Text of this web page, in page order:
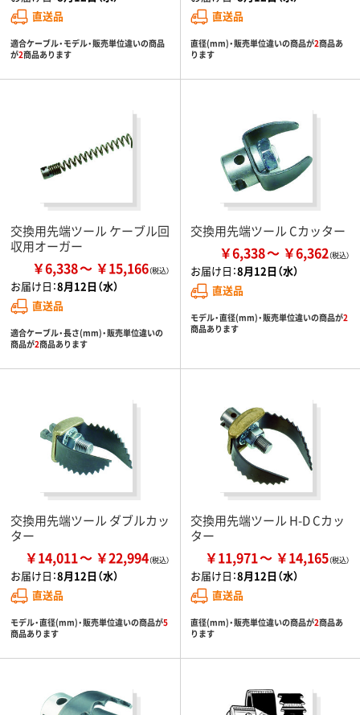
直送品
適合ケーブル・モデル・販売単位違いの商品
が2商品あります
直送品
直径(mm)・販売単位違いの商品が2商品あ
ります
交換用先端ツール ケーブル回
収用オーガー
￥6,338 ￥15,166
お届け日：8月12日（水）
直送品
適合ケーブル・長さ(mm)・販売単位違いの
商品が2商品あります
交換用先端ツール Cカッター
￥6,338 ￥6,362
お届け日：8月12日（水）
直送品
モデル・直径(mm)・販売単位違いの商品が2
商品あります
交換用先端ツール ダブルカッ
ター
￥14,011 ￥22,994
お届け日：8月12日（水）
直送品
モデル・直径(mm)・販売単位違いの商品が5
商品あります
交換用先端ツール H-D Cカッ
ター
￥11,971 ￥14,165
お届け日：8月12日（水）
直送品
直径(mm)・販売単位違いの商品が2商品あ
ります